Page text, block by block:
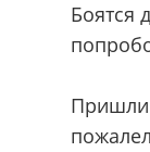
Боятся
Пришли